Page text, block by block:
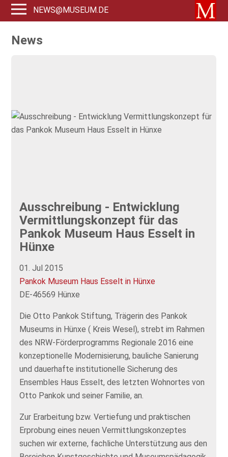
NEWS@MUSEUM.DE
News
Ausschreibung - Entwicklung
Vermittlungskonzept für das
Pankok Museum Haus Esselt in
Hünxe
01. Jul 2015
Pankok Museum Haus Esselt in Hünxe
DE-46569 Hünxe
Die Otto Pankok Stiftung, Trägerin des Pankok
Museums in Hünxe ( Kreis Wesel), strebt im Rahmen
des NRW-Förderprogramms Regionale 2016 eine
konzeptionelle Modernisierung, bauliche Sanierung
und dauerhafte institutionelle Sicherung des
Ensembles Haus Esselt, des letzten Wohnortes von
Otto Pankok und seiner Familie, an.
Zur Erarbeitung bzw. Vertiefung und praktischen
Erprobung eines neuen Vermittlungskonzeptes
suchen wir externe, fachliche Unterstützung aus den